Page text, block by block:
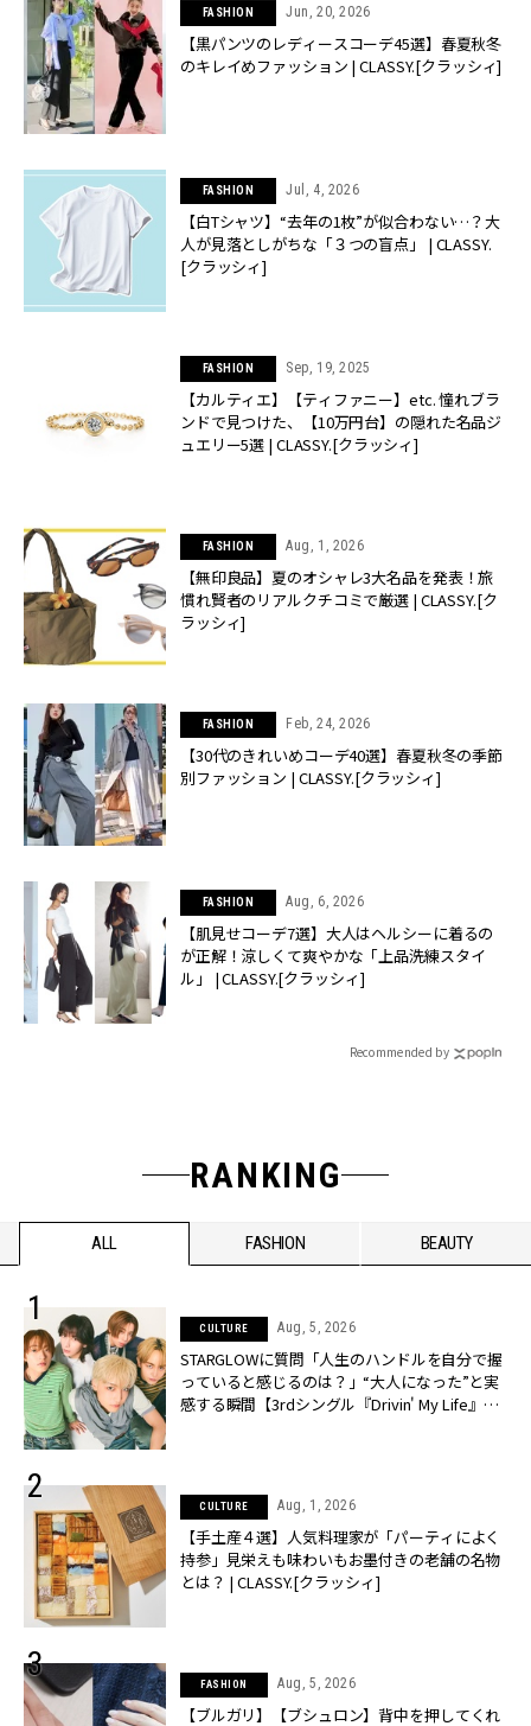
FASHION Jun, 20, 2026
【黒パンツのレディースコーデ45選】春夏秋冬
のキレイめファッション | CLASSY.[クラッシィ]
FASHION Jul, 4, 2026
【白Tシャツ】“去年の1枚”が似合わない…？大
人が見落としがちな「３つの盲点」 | CLASSY.
[クラッシィ]
FASHION Sep, 19, 2025
【カルティエ】【ティファニー】etc. 憧れブラ
ンドで見つけた、【10万円台】の隠れた名品ジ
ュエリー5選 | CLASSY.[クラッシィ]
FASHION Aug, 1, 2026
【無印良品】夏のオシャレ3大名品を発表！旅
慣れ賢者のリアルクチコミで厳選 | CLASSY.[ク
ラッシィ]
FASHION Feb, 24, 2026
【30代のきれいめコーデ40選】春夏秋冬の季節
別ファッション | CLASSY.[クラッシィ]
FASHION Aug, 6, 2026
【肌見せコーデ7選】大人はヘルシーに着るの
が正解！涼しくて爽やかな「上品洗練スタイ
ル」 | CLASSY.[クラッシィ]
Recommended by
RANKING
ALL FASHION BEAUTY
CULTURE Aug, 5, 2026
STARGLOWに質問「人生のハンドルを自分で握
っていると感じるのは？」“大️人になった”と実
感する瞬間【3rdシングル『Drivin' My Life』発
CULTURE Aug, 1, 2026
【手土産４選】人気料理家が「パーティによく
持参」見栄えも味わいもお墨付きの老舗の名物
とは？ | CLASSY.[クラッシィ]
FASHION Aug, 5, 2026
【ブルガリ】【ブシュロン】背中を押してくれ